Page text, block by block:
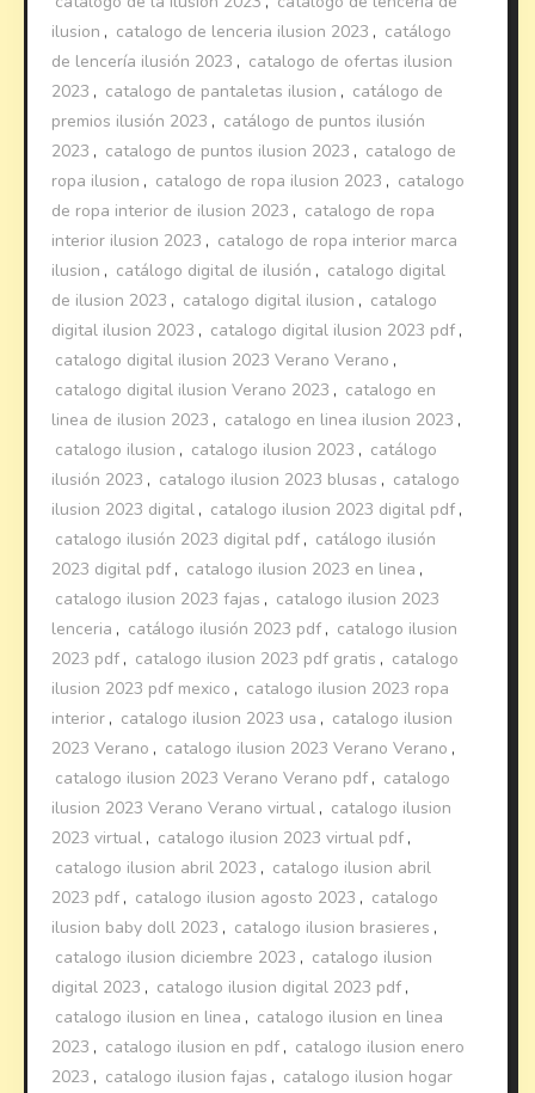
ilusion , catalogo de lenceria ilusion 2023 , catálogo
de lencería ilusión 2023 , catalogo de ofertas ilusion
2023 , catalogo de pantaletas ilusion , catálogo de
premios ilusión 2023 , catálogo de puntos ilusión
2023 , catalogo de puntos ilusion 2023 , catalogo de
ropa ilusion , catalogo de ropa ilusion 2023 , catalogo
de ropa interior de ilusion 2023 , catalogo de ropa
interior ilusion 2023 , catalogo de ropa interior marca
ilusion , catálogo digital de ilusión , catalogo digital
de ilusion 2023 , catalogo digital ilusion , catalogo
digital ilusion 2023 , catalogo digital ilusion 2023 pdf ,
catalogo digital ilusion 2023 Verano Verano ,
catalogo digital ilusion Verano 2023 , catalogo en
linea de ilusion 2023 , catalogo en linea ilusion 2023 ,
catalogo ilusion , catalogo ilusion 2023 , catálogo
ilusión 2023 , catalogo ilusion 2023 blusas , catalogo
ilusion 2023 digital , catalogo ilusion 2023 digital pdf ,
catalogo ilusión 2023 digital pdf , catálogo ilusión
2023 digital pdf , catalogo ilusion 2023 en linea ,
catalogo ilusion 2023 fajas , catalogo ilusion 2023
lenceria , catálogo ilusión 2023 pdf , catalogo ilusion
2023 pdf , catalogo ilusion 2023 pdf gratis , catalogo
ilusion 2023 pdf mexico , catalogo ilusion 2023 ropa
interior , catalogo ilusion 2023 usa , catalogo ilusion
2023 Verano , catalogo ilusion 2023 Verano Verano ,
catalogo ilusion 2023 Verano Verano pdf , catalogo
ilusion 2023 Verano Verano virtual , catalogo ilusion
2023 virtual , catalogo ilusion 2023 virtual pdf ,
catalogo ilusion abril 2023 , catalogo ilusion abril
2023 pdf , catalogo ilusion agosto 2023 , catalogo
ilusion baby doll 2023 , catalogo ilusion brasieres ,
catalogo ilusion diciembre 2023 , catalogo ilusion
digital 2023 , catalogo ilusion digital 2023 pdf ,
catalogo ilusion en linea , catalogo ilusion en linea
2023 , catalogo ilusion en pdf , catalogo ilusion enero
2023 , catalogo ilusion fajas , catalogo ilusion hogar